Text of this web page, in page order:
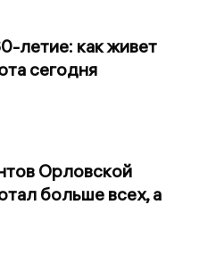
летие: как живет
сегодня
Орловской
больше всех, а